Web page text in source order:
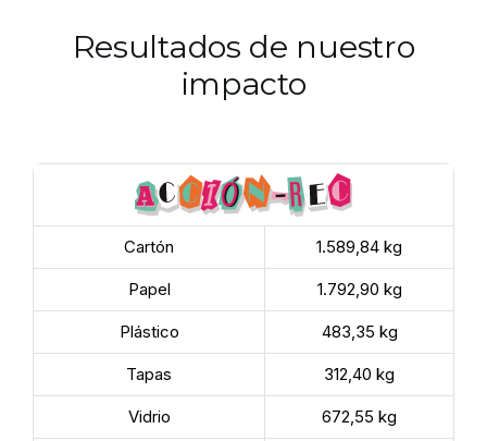
Resultados de nuestro
impacto
Cartón 1.589,84 kg
Papel 1.792,90 kg
Plástico 483,35 kg
Tapas 312,40 kg
Vidrio 672,55 kg